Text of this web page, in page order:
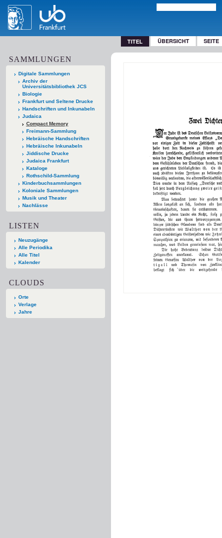
TITEL ÜBERSICHT SEITE
SAMMLUNGEN
Digitale Sammlungen
Archiv der
Universitätsbibliothek JCS
Biologie
Frankfurt und Seltene Drucke
Handschriften und Inkunabeln
Judaica
Compact Memory
Freimann-Sammlung
Hebräische Handschriften
Hebräische Inkunabeln
Jiddische Drucke
Judaica Frankfurt
Kataloge
Rothschild-Sammlung
Kinderbuchsammlungen
Koloniale Sammlungen
Musik und Theater
Nachlässe
LISTEN
Neuzugänge
Alle Periodika
Alle Titel
Kalender
CLOUDS
Orte
Verlage
Jahre